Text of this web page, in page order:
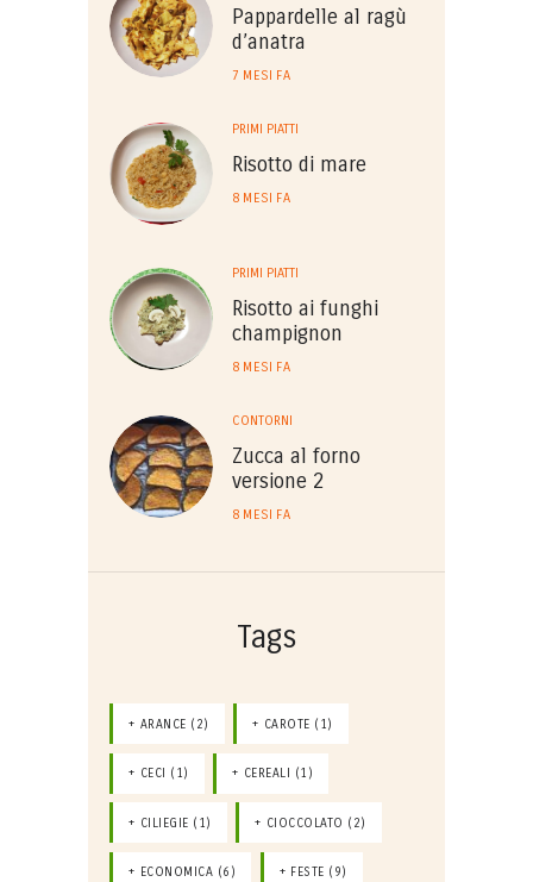
Pappardelle al ragù
d’anatra
7 MESI FA
PRIMI PIATTI
Risotto di mare
8 MESI FA
PRIMI PIATTI
Risotto ai funghi
champignon
8 MESI FA
CONTORNI
Zucca al forno
versione 2
8 MESI FA
Tags
ARANCE (2) CAROTE (1)
CECI (1) CEREALI (1)
CILIEGIE (1) CIOCCOLATO (2)
ECONOMICA (6) FESTE (9)